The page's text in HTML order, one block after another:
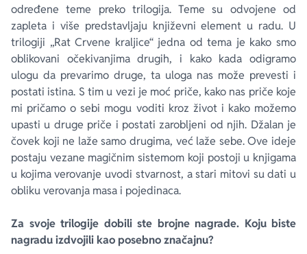
određene teme preko trilogija. Teme su odvojene od
zapleta i više predstavljaju književni element u radu. U
trilogiji „Rat Crvene kraljice“ jedna od tema je kako smo
oblikovani očekivanjima drugih, i kako kada odigramo
ulogu da prevarimo druge, ta uloga nas može prevesti i
postati istina. S tim u vezi je moć priče, kako nas priče koje
mi pričamo o sebi mogu voditi kroz život i kako možemo
upasti u druge priče i postati zarobljeni od njih. Džalan je
čovek koji ne laže samo drugima, već laže sebe. Ove ideje
postaju vezane magičnim sistemom koji postoji u knjigama
u kojima verovanje uvodi stvarnost, a stari mitovi su dati u
obliku verovanja masa i pojedinaca.
Za svoje trilogije dobili ste brojne nagrade. Koju biste
nagradu izdvojili kao posebno značajnu?